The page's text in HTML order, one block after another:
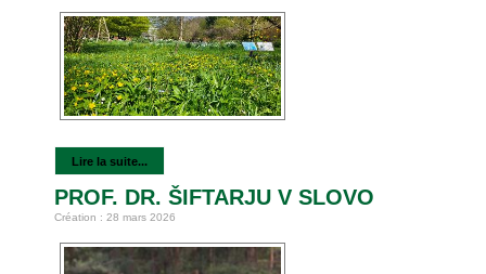
Lire la suite...
PROF. DR. ŠIFTARJU V SLOVO
Création : 28 mars 2026